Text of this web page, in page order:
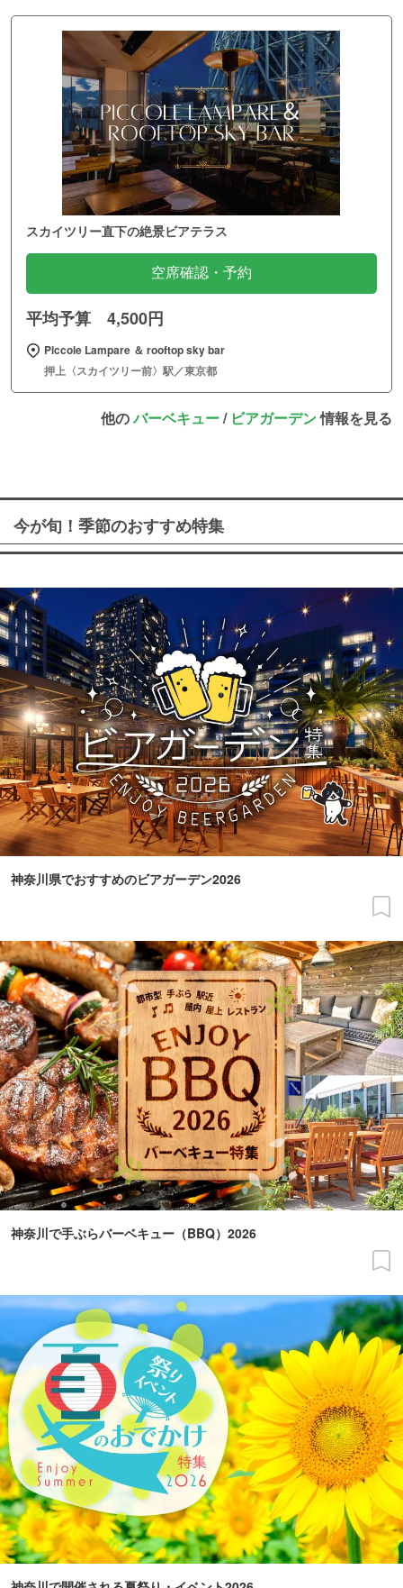
スカイツリー直下の絶景ビアテラス
空席確認・予約
平均予算 4,500円
Piccole Lampare ＆ rooftop sky bar
押上〈スカイツリー前〉駅／東京都
他のバーベキュー/ ビアガーデン情報を見る
今が旬！季節のおすすめ特集
神奈川県でおすすめのビアガーデン2026
神奈川で手ぶらバーベキュー（BBQ）2026